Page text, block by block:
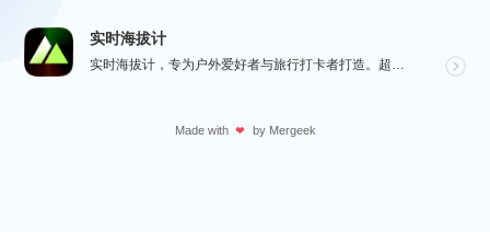
实时海拔计
实时海拔计，专为户外爱好者与旅行打卡者打造。超大字号实时海拔、GPS 经纬度、气压与指南针数据一屏呈...
Made with ❤ by Mergeek